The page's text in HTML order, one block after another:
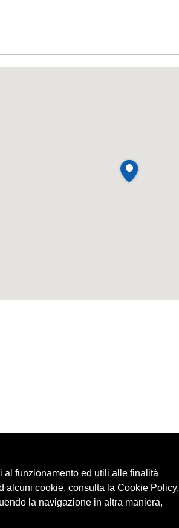
al funzionamento ed utili alle finalità
alcuni cookie, consulta la Cookie Policy.
la navigazione in altra maniera,